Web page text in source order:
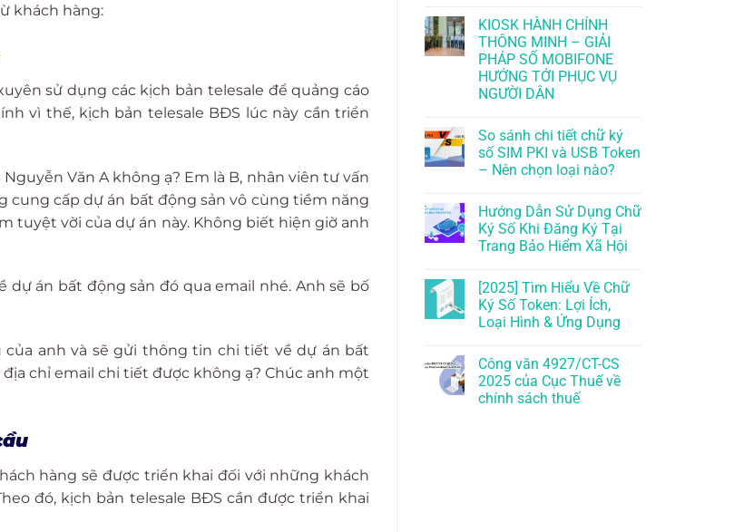
khách hàng:
sử dụng các kịch bản telesale để quảng cáo
vì thế, kịch bản telesale BĐS lúc này cần triển
Văn A không ạ? Em là B, nhân viên tư vấn
cung cấp dự án bất động sản vô cùng tiềm năng
tuyệt vời của dự án này. Không biết hiện giờ anh
án bất động sản đó qua email nhé. Anh sẽ bố
anh và sẽ gửi thông tin chi tiết về dự án bất
chỉ email chi tiết được không ạ? Chúc anh một
hàng sẽ được triển khai đối với những khách
đó, kịch bản telesale BĐS cần được triển khai
KIOSK HÀNH CHÍNH
THÔNG MINH – GIẢI
PHÁP SỐ MOBIFONE
HƯỚNG TỚI PHỤC VỤ
NGƯỜI DÂN
So sánh chi tiết chữ ký
số SIM PKI và USB Token
– Nên chọn loại nào?
Hướng Dẫn Sử Dụng Chữ
Ký Số Khi Đăng Ký Tại
Trang Bảo Hiểm Xã Hội
[2025] Tìm Hiểu Về Chữ
Ký Số Token: Lợi Ích,
Loại Hình & Ứng Dụng
Công văn 4927/CT-CS
2025 của Cục Thuế về
chính sách thuế